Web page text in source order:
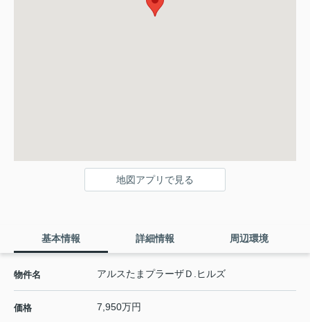
地図アプリで見る
基本情報 詳細情報 周辺環境
物件名 アルスたまプラーザＤ.ヒルズ
価格 7,950万円